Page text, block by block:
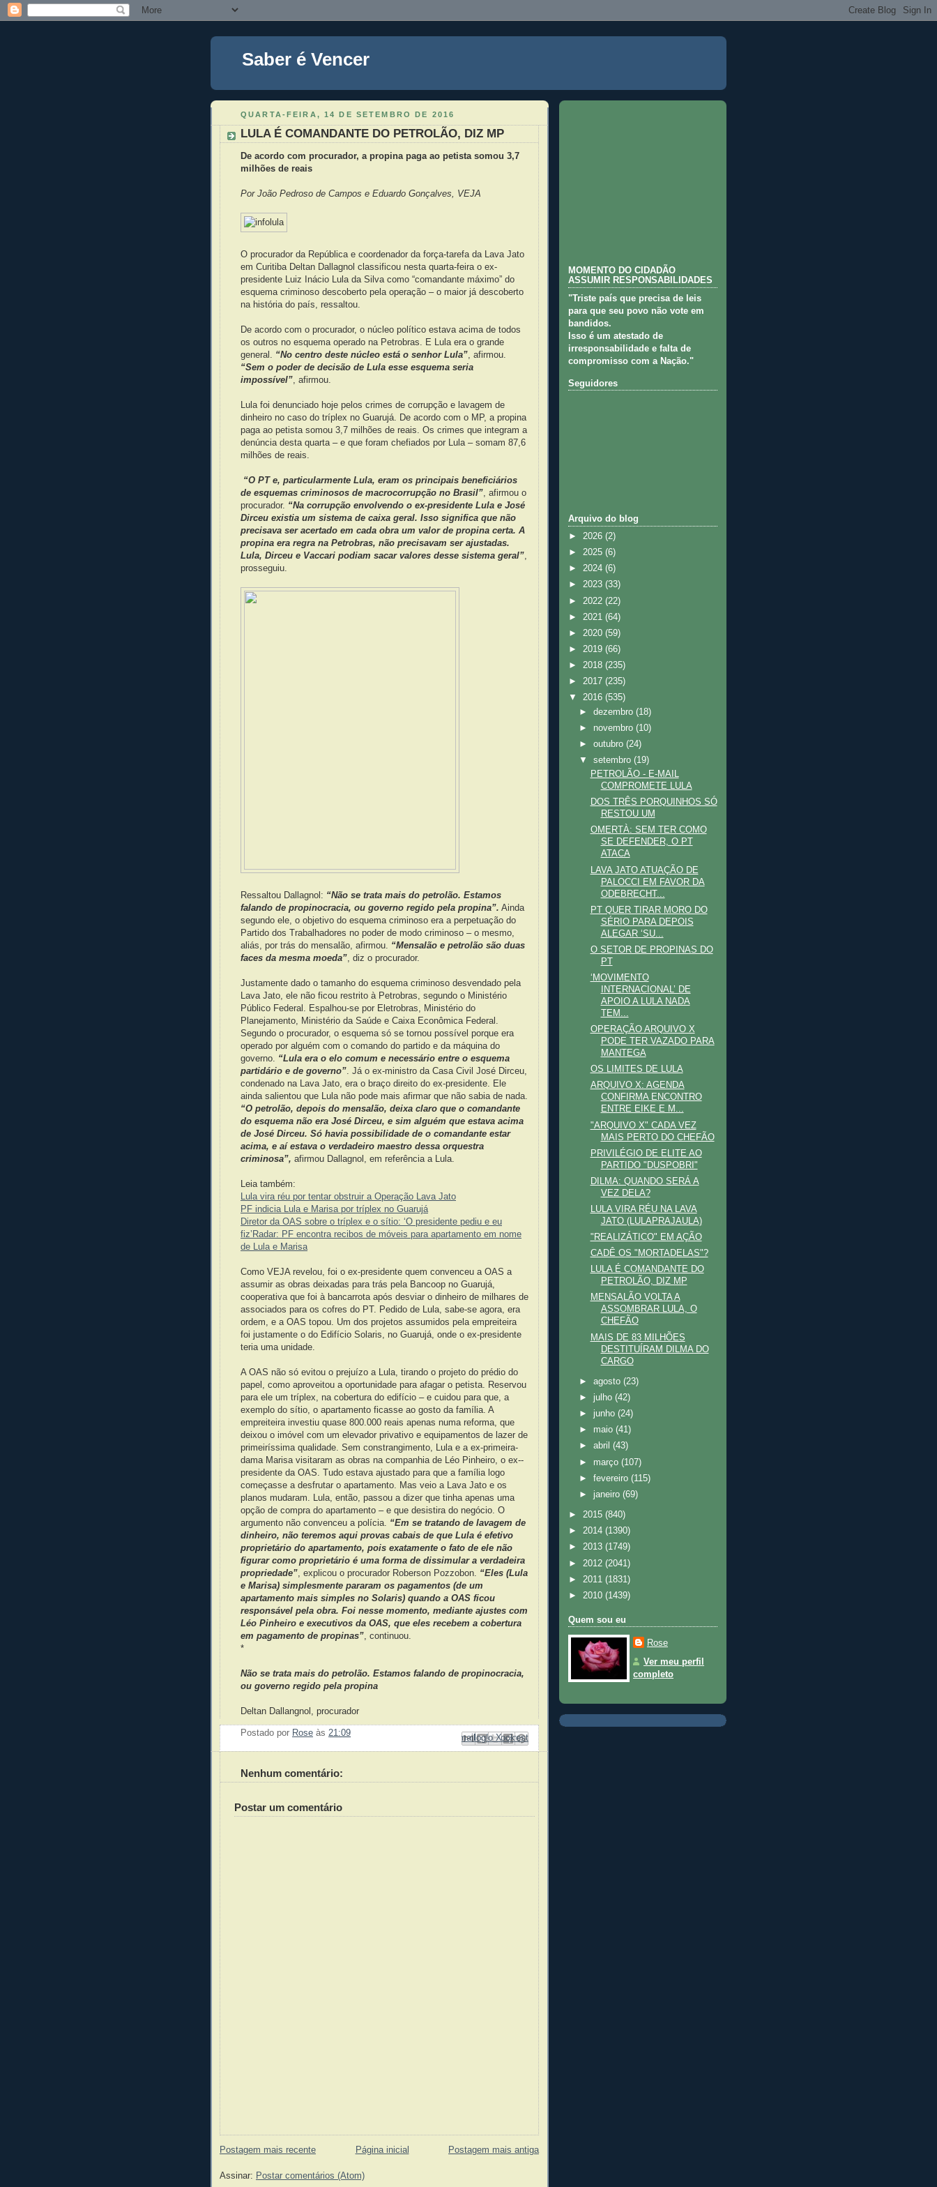
Saber é Vencer
QUARTA-FEIRA, 14 DE SETEMBRO DE 2016
LULA É COMANDANTE DO PETROLÃO, DIZ MP
De acordo com procurador, a propina paga ao petista somou 3,7
milhões de reais
Por João Pedroso de Campos e Eduardo Gonçalves, VEJA
O procurador da República e coordenador da força-tarefa da Lava Jato
em Curitiba Deltan Dallagnol classificou nesta quarta-feira o ex-
presidente Luiz Inácio Lula da Silva como “comandante máximo” do
esquema criminoso descoberto pela operação – o maior já descoberto
na história do país, ressaltou.
De acordo com o procurador, o núcleo político estava acima de todos
os outros no esquema operado na Petrobras. E Lula era o grande
general. “No centro deste núcleo está o senhor Lula” , afirmou.
“Sem o poder de decisão de Lula esse esquema seria
impossível” , afirmou.
Lula foi denunciado hoje pelos crimes de corrupção e lavagem de
dinheiro no caso do tríplex no Guarujá. De acordo com o MP, a propina
paga ao petista somou 3,7 milhões de reais. Os crimes que integram a
denúncia desta quarta – e que foram chefiados por Lula – somam 87,6
milhões de reais.
“O PT e, particularmente Lula, eram os principais beneficiários
de esquemas criminosos de macrocorrupção no Brasil” , afirmou o
procurador. “Na corrupção envolvendo o ex-presidente Lula e José
Dirceu existia um sistema de caixa geral. Isso significa que não
precisava ser acertado em cada obra um valor de propina certa. A
propina era regra na Petrobras, não precisavam ser ajustadas.
Lula, Dirceu e Vaccari podiam sacar valores desse sistema geral”
prosseguiu.
Ressaltou Dallagnol: “Não se trata mais do petrolão. Estamos
falando de propinocracia, ou governo regido pela propina”. Ainda
segundo ele, o objetivo do esquema criminoso era a perpetuação do
Partido dos Trabalhadores no poder de modo criminoso – o mesmo,
aliás, por trás do mensalão, afirmou. “Mensalão e petrolão são duas
faces da mesma moeda” , diz o procurador.
Justamente dado o tamanho do esquema criminoso desvendado pela
Lava Jato, ele não ficou restrito à Petrobras, segundo o Ministério
Público Federal. Espalhou-se por Eletrobras, Ministério do
Planejamento, Ministério da Saúde e Caixa Econômica Federal.
Segundo o procurador, o esquema só se tornou possível porque era
operado por alguém com o comando do partido e da máquina do
governo. “Lula era o elo comum e necessário entre o esquema
partidário e de governo” . Já o ex-ministro da Casa Civil José Dirceu,
condenado na Lava Jato, era o braço direito do ex-presidente. Ele
ainda salientou que Lula não pode mais afirmar que não sabia de nada.
“O petrolão, depois do mensalão, deixa claro que o comandante
do esquema não era José Dirceu, e sim alguém que estava acima
de José Dirceu. Só havia possibilidade de o comandante estar
acima, e aí estava o verdadeiro maestro dessa orquestra
criminosa”, afirmou Dallagnol, em referência a Lula.
Leia também:
Lula vira réu por tentar obstruir a Operação Lava Jato
PF indicia Lula e Marisa por tríplex no Guarujá
Diretor da OAS sobre o tríplex e o sítio: ‘O presidente pediu e eu
fiz’ Radar: PF encontra recibos de móveis para apartamento em nome
de Lula e Marisa
Como VEJA revelou, foi o ex-presidente quem convenceu a OAS a
assumir as obras deixadas para trás pela Bancoop no Guarujá,
cooperativa que foi à bancarrota após desviar o dinheiro de milhares de
associados para os cofres do PT. Pedido de Lula, sabe-se agora, era
ordem, e a OAS topou. Um dos projetos assumidos pela empreiteira
foi justamente o do Edifício Solaris, no Guarujá, onde o ex-presidente
teria uma unidade.
A OAS não só evitou o prejuízo a Lula, tirando o projeto do prédio do
papel, como aproveitou a oportunidade para afagar o petista. Reservou
para ele um tríplex, na cobertura do edifício – e cuidou para que, a
exemplo do sítio, o apartamento ficasse ao gosto da família. A
empreiteira investiu quase 800.000 reais apenas numa reforma, que
deixou o imóvel com um elevador privativo e equipamentos de lazer de
primeiríssima qualidade. Sem constrangimento, Lula e a ex-primeira-
dama Marisa visitaram as obras na companhia de Léo Pinheiro, o ex-­
presidente da OAS. Tudo estava ajustado para que a família logo
começasse a desfrutar o apartamento. Mas veio a Lava Jato e os
planos mudaram. Lula, então, passou a dizer que tinha apenas uma
opção de compra do apartamento – e que desistira do negócio. O
argumento não convenceu a polícia. “Em se tratando de lavagem de
dinheiro, não teremos aqui provas cabais de que Lula é efetivo
proprietário do apartamento, pois exatamente o fato de ele não
figurar como proprietário é uma forma de dissimular a verdadeira
propriedade” , explicou o procurador Roberson Pozzobon. “Eles (Lula
e Marisa) simplesmente pararam os pagamentos (de um
apartamento mais simples no Solaris) quando a OAS ficou
responsável pela obra. Foi nesse momento, mediante ajustes com
Léo Pinheiro e executivos da OAS, que eles recebem a cobertura
em pagamento de propinas” , continuou.
*
Não se trata mais do petrolão. Estamos falando de propinocracia,
ou governo regido pela propina
Deltan Dallangnol, procurador
Postado por Rose às 21:09 Enviar por e-mail
Postar no blog!
Compartilhar no X
Compartilhar no Facebook
Compartilhar com o Pinterest
Nenhum comentário:
Postar um comentário
Postagem mais recente Postagem mais antiga
Página inicial
Assinar: Postar comentários (Atom)
MOMENTO DO CIDADÃO
ASSUMIR RESPONSABILIDADES
"Triste país que precisa de leis
para que seu povo não vote em
bandidos.
Isso é um atestado de
irresponsabilidade e falta de
compromisso com a Nação."
Seguidores
Arquivo do blog
► 2026 (2)
► 2025 (6)
► 2024 (6)
► 2023 (33)
► 2022 (22)
► 2021 (64)
► 2020 (59)
► 2019 (66)
► 2018 (235)
► 2017 (235)
▼ 2016 (535)
►dezembro(18)
► novembro(10)
►outubro(24)
▼setembro(19)
PETROLÃO - E-MAIL
COMPROMETE LULA
DOS TRÊS PORQUINHOS SÓ
RESTOU UM
OMERTÀ: SEM TER COMO
SE DEFENDER, O PT
ATACA
LAVA JATO ATUAÇÃO DE
PALOCCI EM FAVOR DA
ODEBRECHT...
PT QUER TIRAR MORO DO
SÉRIO PARA DEPOIS
ALEGAR ‘SU...
O SETOR DE PROPINAS DO
PT
‘MOVIMENTO
INTERNACIONAL’ DE
APOIO A LULA NADA
TEM...
OPERAÇÃO ARQUIVO X
PODE TER VAZADO PARA
MANTEGA
OS LIMITES DE LULA
ARQUIVO X: AGENDA
CONFIRMA ENCONTRO
ENTRE EIKE E M...
"ARQUIVO X" CADA VEZ
MAIS PERTO DO CHEFÃO
PRIVILÉGIO DE ELITE AO
PARTIDO "DUSPOBRI"
DILMA: QUANDO SERÁ A
VEZ DELA?
LULA VIRA RÉU NA LAVA
JATO (LULAPRAJAULA)
"REALIZÁTICO" EM AÇÃO
CADÊ OS "MORTADELAS"?
LULA É COMANDANTE DO
PETROLÃO, DIZ MP
MENSALÃO VOLTA A
ASSOMBRAR LULA, O
CHEFÃO
MAIS DE 83 MILHÕES
DESTITUÍRAM DILMA DO
CARGO
►agosto(23)
► julho(42)
► junho(24)
► maio(41)
►abril(43)
► março(107)
►fevereiro(115)
► janeiro(69)
► 2015 (840)
► 2014 (1390)
► 2013 (1749)
► 2012 (2041)
► 2011 (1831)
► 2010 (1439)
Quem sou eu
Rose
Ver meu perfil
completo